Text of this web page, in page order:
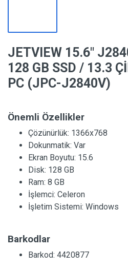
JETVIEW 15.6″
128 GB SSD / 13.3
PC (JPC-J2840V)
Önemli Özellikler
Çözünürlük: 1366x768
Dokunmatik: Var
Ekran Boyutu: 15.6
Disk: 128 GB
Ram: 8 GB
İşlemci: Celeron
İşletim Sistemi: Windows
Barkodlar
Barkod: 4420877